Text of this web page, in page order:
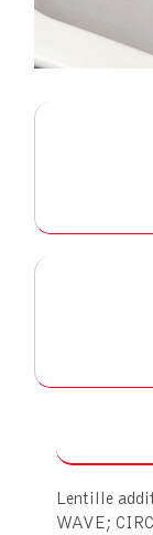
Lentille
WAVE;